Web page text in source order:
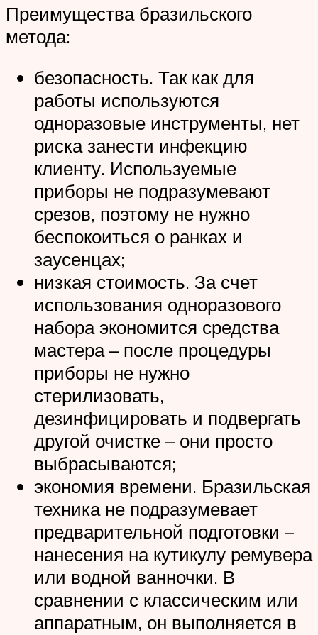
Преимущества бразильского
метода:
безопасность. Так как для
работы используются
одноразовые инструменты, нет
риска занести инфекцию
клиенту. Используемые
приборы не подразумевают
срезов, поэтому не нужно
беспокоиться о ранках и
заусенцах;
низкая стоимость. За счет
использования одноразового
набора экономится средства
мастера – после процедуры
приборы не нужно
стерилизовать,
дезинфицировать и подвергать
другой очистке – они просто
выбрасываются;
экономия времени. Бразильская
техника не подразумевает
предварительной подготовки –
нанесения на кутикулу ремувера
или водной ванночки. В
сравнении с классическим или
аппаратным, он выполняется в